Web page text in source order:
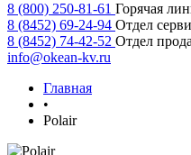
8 (800) 250-81-61 Горячая
8 (8452) 69-24-94 Отдел
8 (8452) 74-42-52 Отдел
info@okean-kv.ru
Главная
•
Polair